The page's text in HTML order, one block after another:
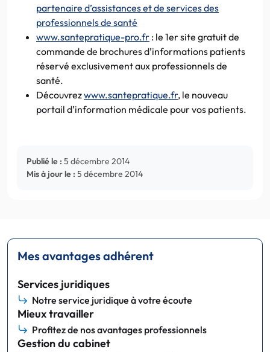
partenaire d’assistances et de services des
professionnels de santé
www.santepratique-pro.fr : le 1er site gratuit de
commande de brochures d’informations patients
réservé exclusivement aux professionnels de
santé.
Découvrezwww.santepratique.fr, le nouveau
portail d’information médicale pour vos patients.
Publié le : 5 décembre 2014
Mis à jour le : 5 décembre 2014
Mes avantages adhérent
Services juridiques
Notre service juridique à votre écoute
Mieux travailler
Profitez de nos avantages professionnels
Gestion du cabinet